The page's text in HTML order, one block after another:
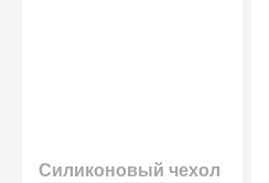
Силиконовый чехол